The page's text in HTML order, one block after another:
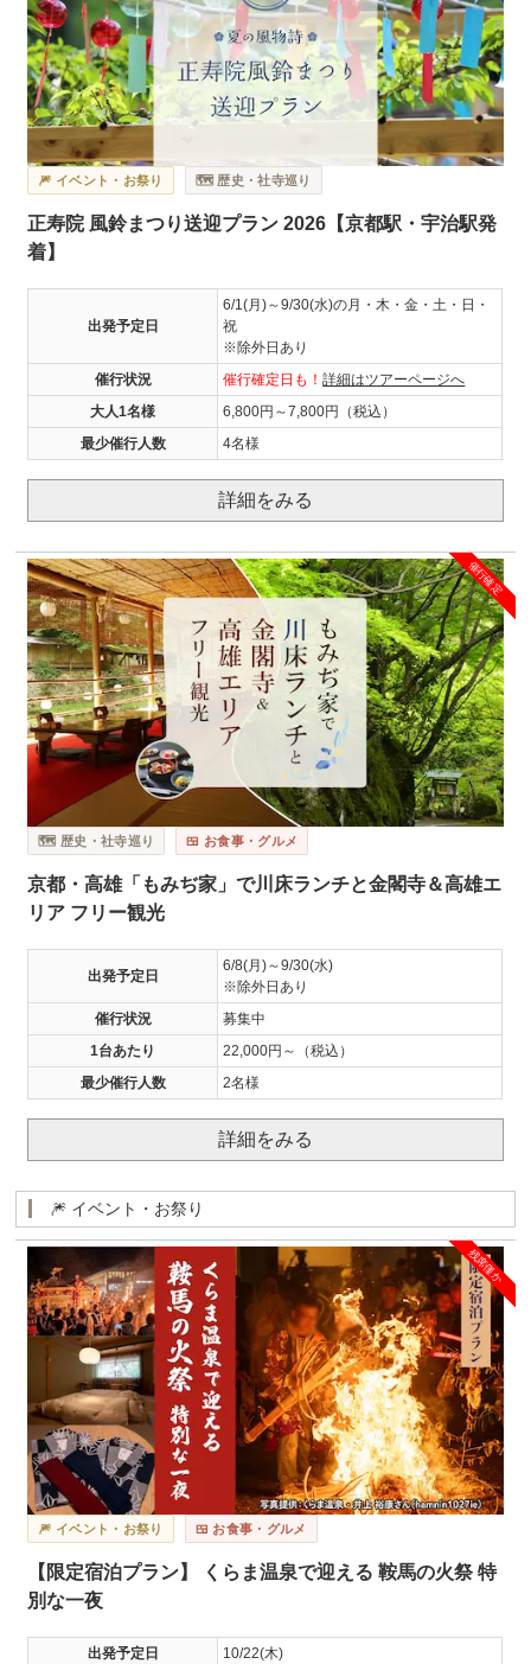
🎆 イベント・お祭り 🗺️ 歴史・社寺巡り
正寿院 風鈴まつり送迎プラン 2026【京都駅・宇治駅発
着】
出発予定日
6/1(月)～9/30(水)の月・木・金・土・日・
祝
※除外日あり
催行状況
催行確定日も！詳細はツアーページへ
大人1名様
6,800円～7,800円（税込）
最少催行人数
4名様
詳細をみる
催行確定
🗺️ 歴史・社寺巡り 🍱 お食事・グルメ
京都・高雄「もみぢ家」で川床ランチと金閣寺＆高雄エ
リア フリー観光
出発予定日
6/8(月)～9/30(水)
※除外日あり
催行状況
募集中
1台あたり
22,000円～（税込）
最少催行人数
2名様
詳細をみる
🎆 イベント・お祭り
残席僅か
🎆 イベント・お祭り 🍱 お食事・グルメ
【限定宿泊プラン】 くらま温泉で迎える 鞍馬の火祭 特
別な一夜
出発予定日 10/22(木)